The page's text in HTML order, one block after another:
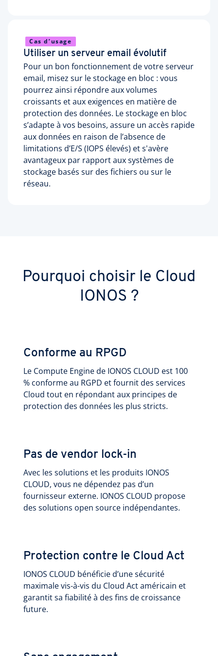
Cas d’usage
Utiliser un serveur email évolutif
Pour un bon fonctionnement de votre serveur
email, misez sur le stockage en bloc : vous
pourrez ainsi répondre aux volumes
croissants et aux exigences en matière de
protection des données. Le stockage en bloc
s’adapte à vos besoins, assure un accès rapide
aux données en raison de l’absence de
limitations d’E/S (IOPS élevés) et s'avère
avantageux par rapport aux systèmes de
stockage basés sur des fichiers ou sur le
réseau.
Pourquoi choisir le Cloud
IONOS ?
Conforme au RPGD
Le Compute Engine de IONOS CLOUD est 100
% conforme au RGPD et fournit des services
Cloud tout en répondant aux principes de
protection des données les plus stricts.
Pas de vendor lock-in
Avec les solutions et les produits IONOS
CLOUD, vous ne dépendez pas d’un
fournisseur externe. IONOS CLOUD propose
des solutions open source indépendantes.
Protection contre le Cloud Act
IONOS CLOUD bénéficie d’une sécurité
maximale vis-à-vis du Cloud Act américain et
garantit sa fiabilité à des fins de croissance
future.